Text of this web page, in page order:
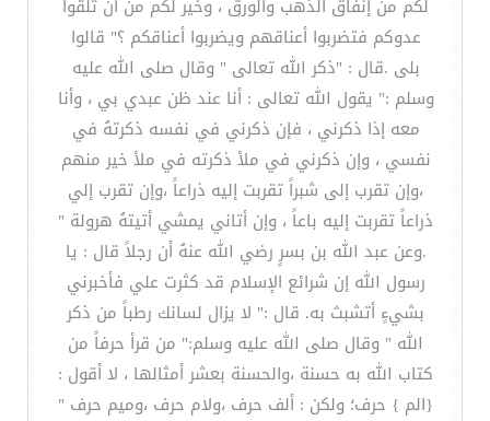
لكم من إنفاق الذهب والورق ، وخير لكم من أن تلقوا
عدوكم فتضربوا أعناقهم ويضربوا أعناقكم ؟" قالوا
بلى .قال : "ذكر الله تعالى " وقال صلى الله عليه
وسلم :" يقول الله تعالى : أنا عند ظن عبدي بي ، وأنا
معه إذا ذكرني ، فإن ذكرني في نفسه ذكرتهُ في
نفسي ، وإن ذكرني في ملأ ذكرته في ملأ خير منهم
،وإن تقرب إلى شبراً تقربت إليه ذراعاً ،وإن تقرب إلي
ذراعاً تقربت إليه باعاً ، وإن أتاني يمشي أتيتهُ هرولة "
.وعن عبد الله بن بسرٍ رضي الله عنهُ أن رجلاً قال : يا
رسول الله إن شرائع الإسلام قد كثرت علي فأخبرني
بشيءٍ أتشبث به. قال :" لا يزال لسانك رطباً من ذكر
الله " وقال صلى الله عليه وسلم:" من قرأ حرفاً من
كتاب الله به حسنة ،والحسنة بعشر أمثالها ، لا أقول :
{الم } حرف؛ ولكن : ألف حرف ،ولام حرف ،وميم حرف "